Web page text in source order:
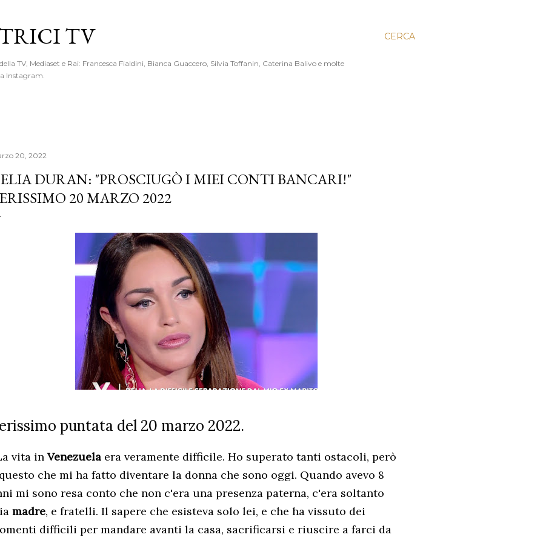
CERCA
TV
TV, Mediaset e Rai: Francesca Fialdini, Bianca Guaccero, Silvia Toffanin, Caterina Balivo e molte
Instagram.
20, 2022
DURAN: "PROSCIUGÒ I MIEI CONTI BANCARI!"
20 MARZO 2022
puntata del 20 marzo 2022.
vita in Venezuela era veramente difficile. Ho superato tanti ostacoli, però
che mi ha fatto diventare la donna che sono oggi. Quando avevo 8
mi sono resa conto che non c'era una presenza paterna, c'era soltanto
madre, e fratelli. Il sapere che esisteva solo lei, e che ha vissuto dei
difficili per mandare avanti la casa, sacrificarsi e riuscire a farci da